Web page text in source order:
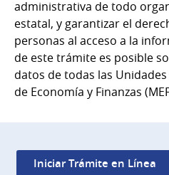
administrativa de todo
estatal, y garantizar el
personas al acceso a la
de este trámite es posible
datos de todas las
de Economía y Finanzas
Iniciar Trámite en Línea